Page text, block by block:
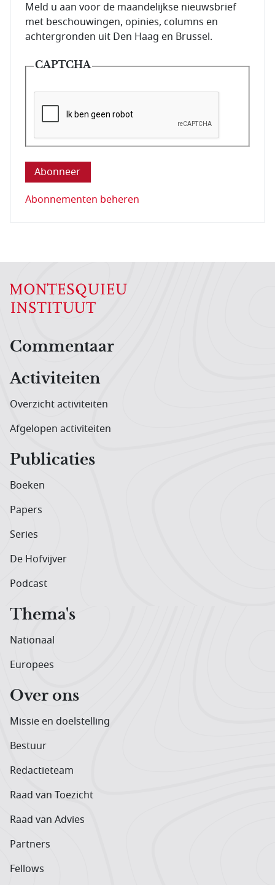
E-mailadres van de abonnee.
Meld u aan voor de maandelijkse nieuwsbrief
met beschouwingen, opinies, columns en
achtergronden uit Den Haag en Brussel.
CAPTCHA
Deze vraag is om te controleren dat u een mens
Abonnementen beheren
Hoofdnavigatiemenu
Commentaar
Activiteiten
Overzicht activiteiten
Afgelopen activiteiten
Publicaties
Boeken
Papers
Series
De Hofvijver
Podcast
Thema's
Nationaal
Europees
Over ons
Missie en doelstelling
Bestuur
Redactieteam
Raad van Toezicht
Raad van Advies
Partners
Fellows